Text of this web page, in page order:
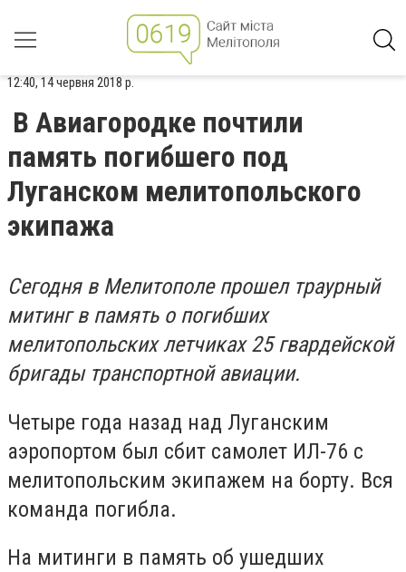
12:40, 14 червня 2018 р.
В Авиагородке почтили
память погибшего под
Луганском мелитопольского
экипажа
Сегодня в Мелитополе прошел траурный
митинг в память о погибших
мелитопольских летчиках 25 гвардейской
бригады транспортной авиации.
Четыре года назад над Луганским
аэропортом был сбит самолет ИЛ-76 с
мелитопольским экипажем на борту. Вся
команда погибла.
На митинги в память об ушедших